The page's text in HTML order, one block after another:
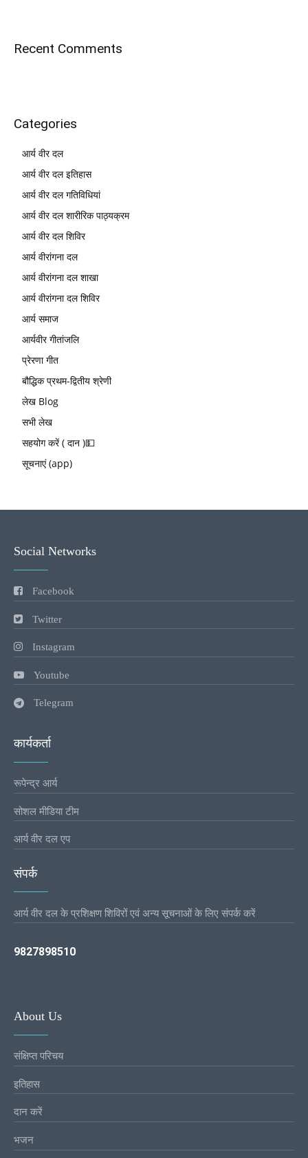
Recent Comments
Categories
आर्य वीर दल
आर्य वीर दल इतिहास
आर्य वीर दल गतिविधियां
आर्य वीर दल शारीरिक पाठ्यक्रम
आर्य वीर दल शिविर
आर्य वीरांगना दल
आर्य वीरांगना दल शाखा
आर्य वीरांगना दल शिविर
आर्य समाज
आर्यवीर गीतांजलि
प्रेरणा गीत
बौद्धिक प्रथम-द्वितीय श्रेणी
लेख Blog
सभी लेख
सहयोग करें ( दान )💵
सूचनाएं (app)
Social Networks
Facebook
Twitter
Instagram
Youtube
Telegram
कार्यकर्ता
रूपेन्द्र आर्य
सोशल मीडिया टीम
आर्य वीर दल एप
संपर्क
आर्य वीर दल के प्रशिक्षण शिविरों एवं अन्य सूचनाओं के लिए संपर्क करें
9827898510
About Us
संक्षिप्त परिचय
इतिहास
दान करें
भजन